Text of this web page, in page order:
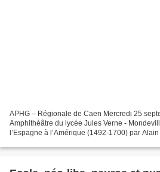
APHG – Régionale de Caen Mercredi 25
Amphithéâtre du lycée Jules Verne -
l’Espagne à l’Amérique (1492-1700) par Alain